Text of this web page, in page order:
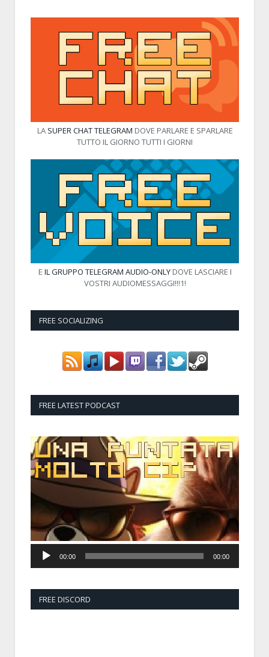
LA SUPER CHAT TELEGRAM DOVE PARLARE E SPARLARE
TUTTO IL GIORNO TUTTI I GIORNI
E IL GRUPPO TELEGRAM AUDIO-ONLYDOVE LASCIARE I
VOSTRI AUDIOMESSAGGI!!!1!
FREE SOCIALIZING
FREE LATEST PODCAST
Audio
Player
00:00 00:00
FREE DISCORD